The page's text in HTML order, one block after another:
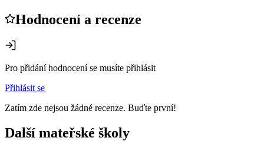
Hodnocení a recenze
Pro přidání hodnocení se musíte přihlásit
Přihlásit se
Zatím zde nejsou žádné recenze. Buďte první!
Další mateřské školy